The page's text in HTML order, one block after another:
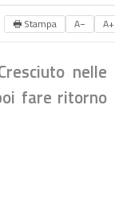
🖶 Stampa A− A+
nelle
fare ritorno